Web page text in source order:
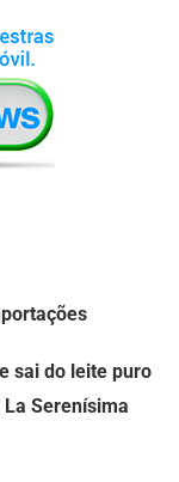
sai do leite puro
Serenísima